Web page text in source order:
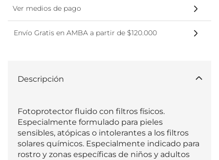
Ver medios de pago
Envío Gratis en AMBA a partir de $120.000
Descripción
Fotoprotector fluido con filtros físicos.
Especialmente formulado para pieles
sensibles, atópicas o intolerantes a los filtros
solares químicos. Especialmente indicado para
rostro y zonas específicas de niños y adultos